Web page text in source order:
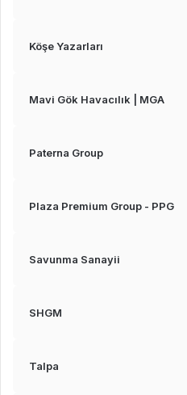
Köşe Yazarları
Mavi Gök Havacılık | MGA
Paterna Group
Plaza Premium Group - PPG
Savunma Sanayii
SHGM
Talpa